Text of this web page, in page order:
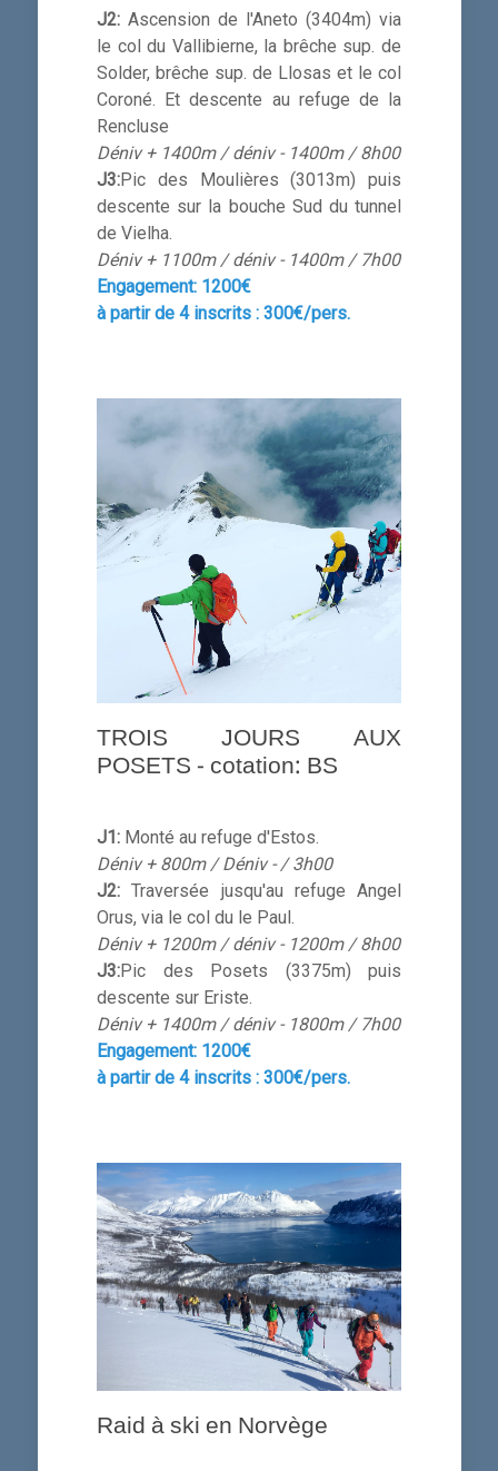
J2: Ascension de l'Aneto (3404m) via
le col du Vallibierne, la brêche sup. de
Solder, brêche sup. de Llosas et le col
Coroné. Et descente au refuge de la
Rencluse
Déniv + 1400m / déniv - 1400m / 8h00
J3:Pic des Moulières (3013m) puis
descente sur la bouche Sud du tunnel
de Vielha.
Déniv + 1100m / déniv - 1400m / 7h00
Engagement: 1200€
à partir de 4 inscrits : 300€/pers.
TROIS JOURS AUX
POSETS - cotation: BS
J1: Monté au refuge d'Estos.
Déniv + 800m / Déniv - / 3h00
J2: Traversée jusqu'au refuge Angel
Orus, via le col du le Paul.
Déniv + 1200m / déniv - 1200m / 8h00
J3:Pic des Posets (3375m) puis
descente sur Eriste.
Déniv + 1400m / déniv - 1800m / 7h00
Engagement: 1200€
à partir de 4 inscrits : 300€/pers.
Raid à ski en Norvège